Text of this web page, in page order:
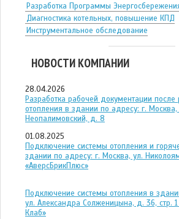
Разработка Программы
Диагностика котельных, повышение КПД
Инструментальное обследование
НОВОСТИ КОМПАНИИ
28.04.2026
Разработка рабочей документации
отопления в здании по адресу: г.
Неопалимовский, д. 8
01.08.2025
Подключение системы отопления и
здании по адресу: г. Москва, ул.
«АверсБрикПлюс»
Подключение системы отопления в
ул. Александра Солженицына, д. 36, стр.
Клаб»